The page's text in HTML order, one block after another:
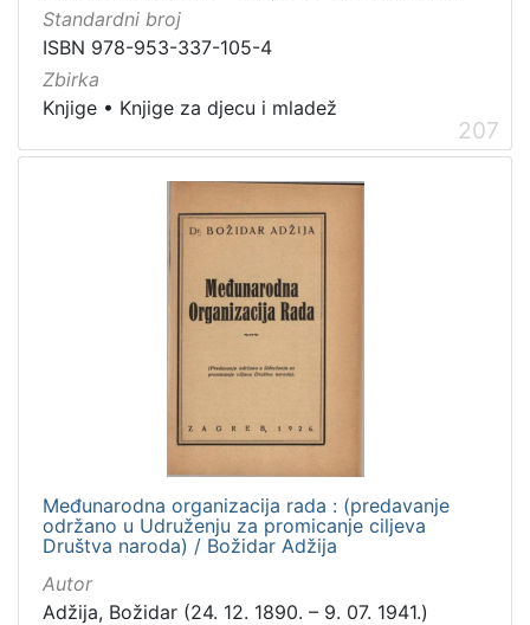
Standardni broj
ISBN 978-953-337-105-4
Zbirka
Knjige • Knjige za djecu i mladež
207
Međunarodna organizacija rada : (predavanje
održano u Udruženju za promicanje ciljeva
Društva naroda) / Božidar Adžija
Autor
Adžija, Božidar (24. 12. 1890. – 9. 07. 1941.)